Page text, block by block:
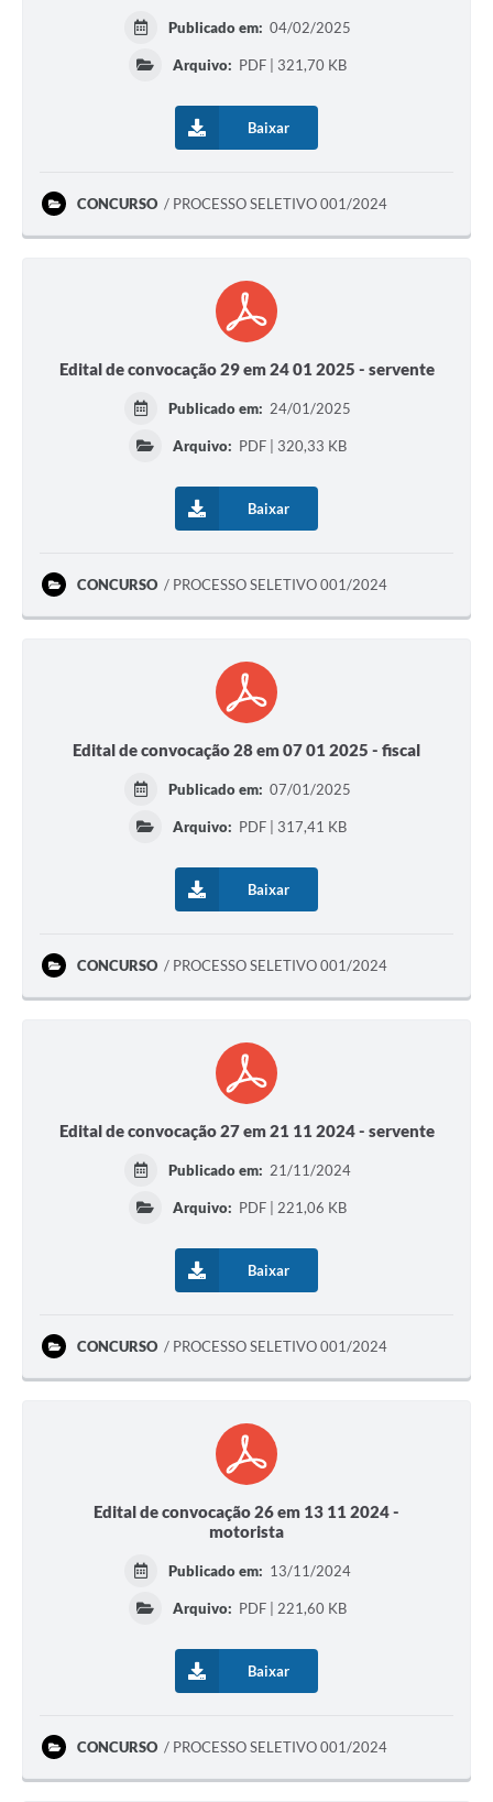
Publicado em: 04/02/2025
Arquivo: PDF | 321,70 KB
Baixar
CONCURSO PROCESSO SELETIVO 001/2024
Edital de convocação 29 em 24 01 2025 - servente
Publicado em: 24/01/2025
Arquivo: PDF | 320,33 KB
Baixar
CONCURSO PROCESSO SELETIVO 001/2024
Edital de convocação 28 em 07 01 2025 - fiscal
Publicado em: 07/01/2025
Arquivo: PDF | 317,41 KB
Baixar
CONCURSO PROCESSO SELETIVO 001/2024
Edital de convocação 27 em 21 11 2024 - servente
Publicado em: 21/11/2024
Arquivo: PDF | 221,06 KB
Baixar
CONCURSO PROCESSO SELETIVO 001/2024
Edital de convocação 26 em 13 11 2024 -
motorista
Publicado em: 13/11/2024
Arquivo: PDF | 221,60 KB
Baixar
CONCURSO PROCESSO SELETIVO 001/2024